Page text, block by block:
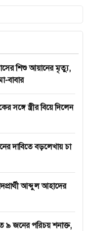
শিশু আয়ানের মৃত্যু,
বাবার
সঙ্গে স্ত্রীর বিয়ে দিলেন
দাবিতে বড়লেখায় চা
আব্দুল আহাদের
৯ জনের পরিচয় শনাক্ত,